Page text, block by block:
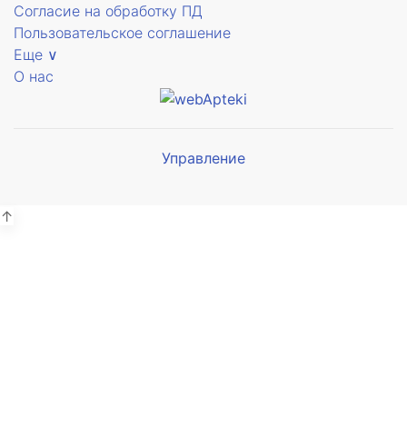
Согласие на обработку ПД
Пользовательское соглашение
Еще ∨
О нас
Управление
↑
Мы будем